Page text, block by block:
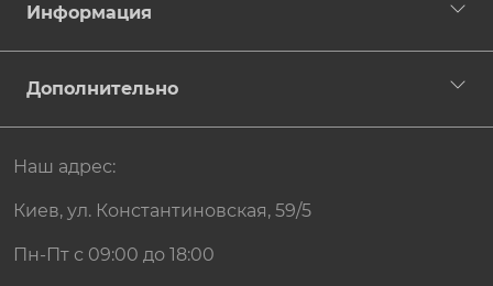
Информация
Дополнительно
Наш адрес:
Киев, ул. Константиновская, 59/5
Пн-Пт с 09:00 до 18:00